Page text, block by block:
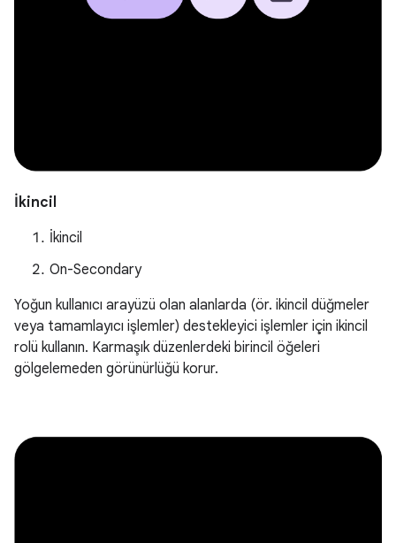
İkincil
İkincil
On-Secondary
Yoğun kullanıcı arayüzü olan alanlarda (ör. ikincil düğmeler
veya tamamlayıcı işlemler) destekleyici işlemler için ikincil
rolü kullanın. Karmaşık düzenlerdeki birincil öğeleri
gölgelemeden görünürlüğü korur.